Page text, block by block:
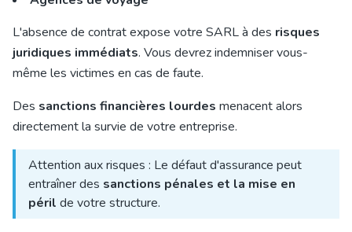
L'absence de contrat expose votre SARL à des risques
juridiques immédiats. Vous devrez indemniser vous-
même les victimes en cas de faute.
Des sanctions financières lourdes menacent alors
directement la survie de votre entreprise.
Attention aux risques : Le défaut d'assurance peut
entraîner des sanctions pénales et la mise en
péril de votre structure.